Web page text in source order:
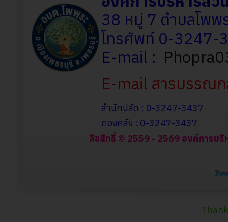
38 หมู่ 7 ตำบลโพพ
โทรศัพท์ 0-3247-
E-mail :
E-mail สารบรรณ
สำนักปลัด : 0-3247-3437
กองคลัง : 0-3247-3437
ลิขสิทธิ์ © 2559 - 2569 องค์การบ